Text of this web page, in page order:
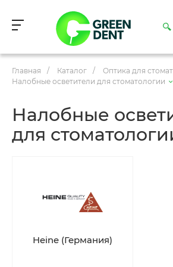
Главная / Каталог / Оптика для
Налобные осветители для стоматологии
Налобные
для
Heine (Германия)